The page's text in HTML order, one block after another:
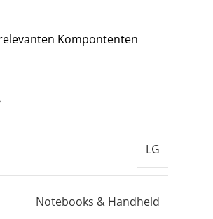
Kompontenten
LG
Notebooks & Handheld